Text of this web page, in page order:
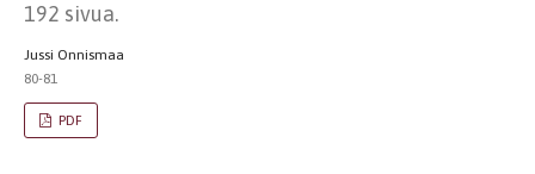
192 sivua.
Jussi Onnismaa
80-81
PDF